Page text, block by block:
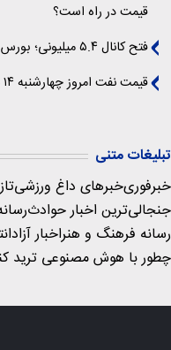
قیمت در راه است؟
فتح کانال ۵.۴ میلیونی؛ بورس از سد مقاومت کلیدی عبور کرد
قیمت نفت امروز چهارشنبه ۱۴ مرداد ۱۴۰۵
تبلیغات متنی
خبرفوریخبرهای داغ ورزشی
جنجالی‌ترین اخبار حوادث
رسانه فرهنگ و هنراخبار آزاد
چطور با هوش مصنوعی ترید